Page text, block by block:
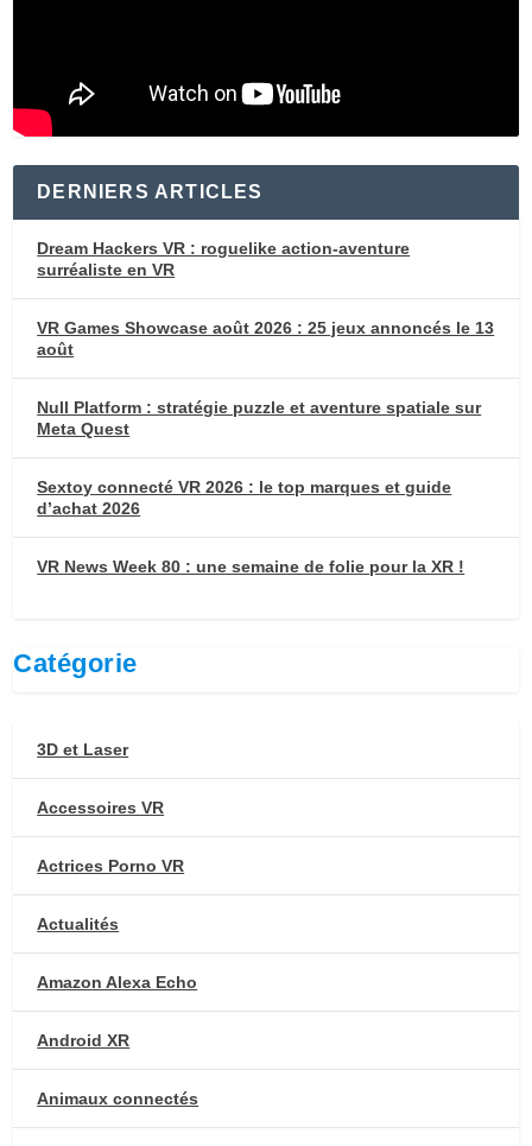
DERNIERS ARTICLES
Dream Hackers VR : roguelike action-aventure
surréaliste en VR
VR Games Showcase août 2026 : 25 jeux annoncés le 13
août
Null Platform : stratégie puzzle et aventure spatiale sur
Meta Quest
Sextoy connecté VR 2026 : le top marques et guide
d’achat 2026
VR News Week 80 : une semaine de folie pour la XR !
Catégorie
3D et Laser
Accessoires VR
Actrices Porno VR
Actualités
Amazon Alexa Echo
Android XR
Animaux connectés